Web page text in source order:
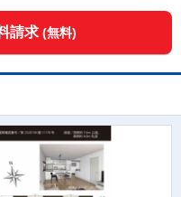
請求 (無料)